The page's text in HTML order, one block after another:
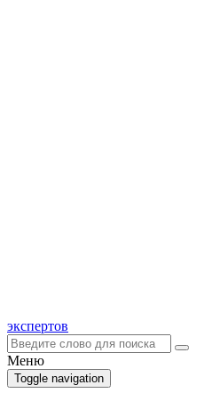
экспертов
Меню
Toggle navigation